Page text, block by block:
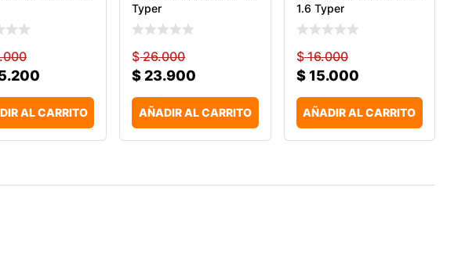
AL CARRITO
Typer
$26.000
$23.900
AÑADIR AL CARRITO
1.6 Typer
$16.000
$15.000
AÑADIR AL CARRITO